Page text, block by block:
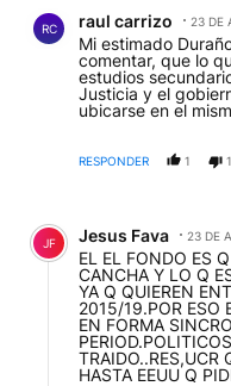
cuenta a la
actos.-
RC raul carrizo 23 DE
Mi estimado
comentar, que lo
estudios
Justicia y el
ubicarse en el
Ejecutivo, y si
cuanto y hasta
SE PONE UNA
potestad que
RESPONDER 1 1
JF Jesus Fava 23 DE
EL EL FONDO ES
CANCHA Y LO Q
YA Q QUIEREN
2015/19.POR ESO
EN FORMA
TRAIDO..RES,UCR
HASTA EEUU Q